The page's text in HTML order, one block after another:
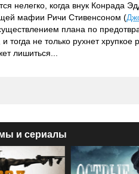
нелегко, когда внук Конрада
мафии Ричи Стивенсоном (
плана по
тогда не только рухнет
лишиться...
и сериалы